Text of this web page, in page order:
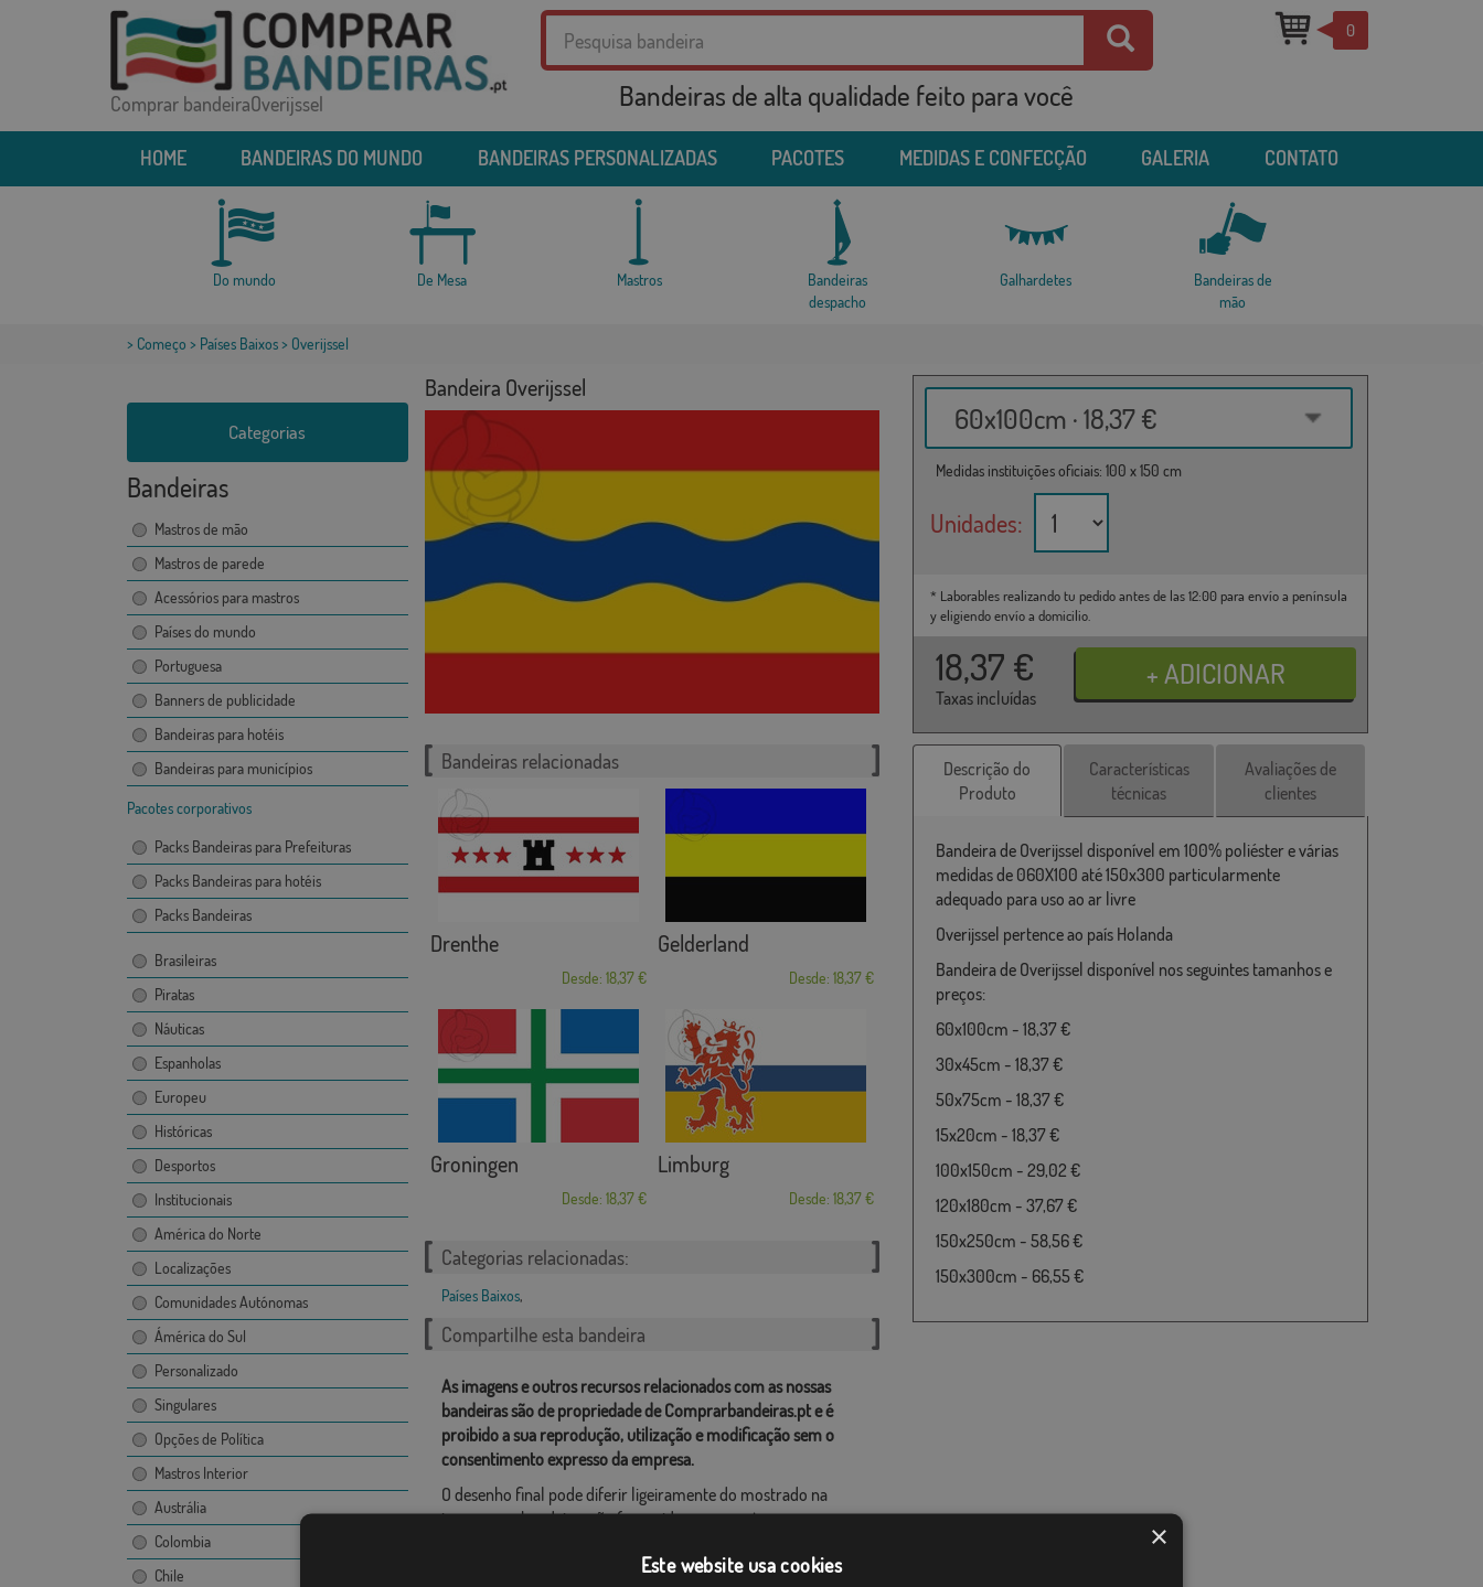
Comprar bandeiraOverijssel Bandeiras de alta qualidade feito para você
0
HOME BANDEIRAS DO MUNDO BANDEIRAS PERSONALIZADAS PACOTES MEDIDAS E CONFECÇÃO GALERIA CONTATO
Do mundo De Mesa Mastros
Bandeiras
despacho
Galhardetes
Bandeiras de
mão
> Começo > Países Baixos> Overijssel
Categorias
Bandeiras
Mastros de mão
Mastros de parede
Acessórios para mastros
Países do mundo
Portuguesa
Banners de publicidade
Bandeiras para hotéis
Bandeiras para municípios
Pacotes corporativos
Packs Bandeiras para Prefeituras
Packs Bandeiras para hotéis
Packs Bandeiras
Brasileiras
Piratas
Náuticas
Espanholas
Europeu
Históricas
Desportos
Institucionais
América do Norte
Localizações
Comunidades Autónomas
Ámérica do Sul
Personalizado
Singulares
Opções de Política
Mastros Interior
Austrália
Colombia
Chile
Bandeira Overijssel
60x100cm · 18,37 €
Medidas instituições oficiais: 100 x 150 cm
Unidades:
* Laborables realizando tu pedido antes de las 12:00 para envío a península
y eligiendo envío a domicilio.
18,37 €
Taxas incluídas
Bandeiras relacionadas
Drenthe
Desde: 18,37 €
Gelderland
Desde: 18,37 €
Groningen
Desde: 18,37 €
Limburg
Desde: 18,37 €
Categorias relacionadas:
Países Baixos,
Compartilhe esta bandeira
As imagens e outros recursos relacionados com as nossas
bandeiras são de propriedade de Comprarbandeiras.pt e é
proibido a sua reprodução, utilização e modificação sem o
consentimento expresso da empresa.
O desenho final pode diferir ligeiramente do mostrado na
imagem, as bandeiras são fornecidas sem mastro.
+ / - 5% nas dimensões finais e tons de cores.
Descrição do
Produto
Características
técnicas
Avaliações de
clientes
Bandeira de Overijssel disponível em 100% poliéster e várias
medidas de 060X100 até 150x300 particularmente
adequado para uso ao ar livre
Overijssel pertence ao país Holanda
Bandeira de Overijssel disponível nos seguintes tamanhos e
preços:
60x100cm - 18,37 €
30x45cm - 18,37 €
50x75cm - 18,37 €
15x20cm - 18,37 €
100x150cm - 29,02 €
120x180cm - 37,67 €
150x250cm - 58,56 €
150x300cm - 66,55 €
×
Este website usa cookies